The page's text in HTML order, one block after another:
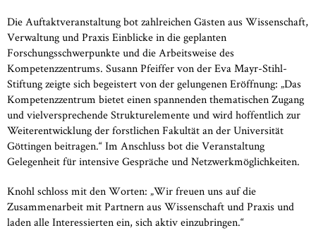
Die Auftaktveranstaltung bot zahlreichen Gästen aus Wissenschaft,
Verwaltung und Praxis Einblicke in die geplanten
Forschungsschwerpunkte und die Arbeitsweise des
Kompetenzzentrums. Susann Pfeiffer von der Eva Mayr-Stihl-
Stiftung zeigte sich begeistert von der gelungenen Eröffnung: „Das
Kompetenzzentrum bietet einen spannenden thematischen Zugang
und vielversprechende Strukturelemente und wird hoffentlich zur
Weiterentwicklung der forstlichen Fakultät an der Universität
Göttingen beitragen.“ Im Anschluss bot die Veranstaltung
Gelegenheit für intensive Gespräche und Netzwerkmöglichkeiten.
Knohl schloss mit den Worten: „Wir freuen uns auf die
Zusammenarbeit mit Partnern aus Wissenschaft und Praxis und
laden alle Interessierten ein, sich aktiv einzubringen.“